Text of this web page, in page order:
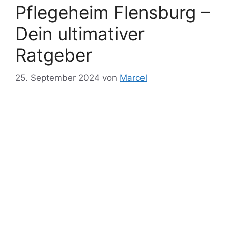
Pflegeheim Flensburg –
Dein ultimativer
Ratgeber
25. September 2024 von Marcel